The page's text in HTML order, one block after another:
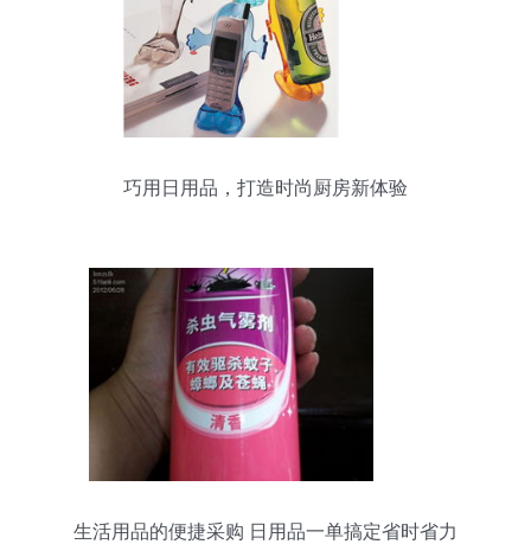
巧用日用品，打造时尚厨房新体验
生活用品的便捷采购 日用品一单搞定省时省力